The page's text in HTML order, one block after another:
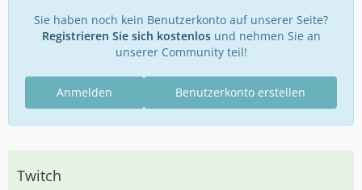
Sie haben noch kein Benutzerkonto auf unserer Seite?
Registrieren Sie sich kostenlosund nehmen Sie an
unserer Community teil!
Benutzerkonto erstellen
Anmelden
Twitch